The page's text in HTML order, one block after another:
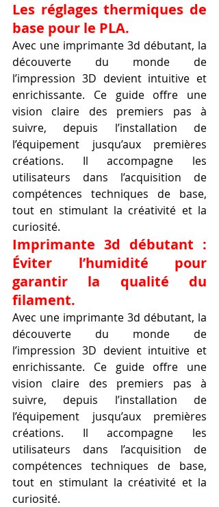
Les réglages thermiques de
base pour le PLA.
Avec une imprimante 3d débutant, la
découverte du monde de
l’impression 3D devient intuitive et
enrichissante. Ce guide offre une
vision claire des premiers pas à
suivre, depuis l’installation de
l’équipement jusqu’aux premières
créations. Il accompagne les
utilisateurs dans l’acquisition de
compétences techniques de base,
tout en stimulant la créativité et la
curiosité.
Imprimante 3d débutant :
Éviter l’humidité pour
garantir la qualité du
filament.
Avec une imprimante 3d débutant, la
découverte du monde de
l’impression 3D devient intuitive et
enrichissante. Ce guide offre une
vision claire des premiers pas à
suivre, depuis l’installation de
l’équipement jusqu’aux premières
créations. Il accompagne les
utilisateurs dans l’acquisition de
compétences techniques de base,
tout en stimulant la créativité et la
curiosité.